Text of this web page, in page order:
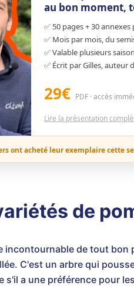
au bon moment,
✅ 50 pages + 30
✅ Mois par mois, du
✅ Valable plusieurs
✅ Écrit par Gilles, auteur
29€ PDF · accès
Lire la présentation
ont acheté leur exemplaire cette
de
incontournable de tout
C'est un arbre qui
s'il a une préférence pour